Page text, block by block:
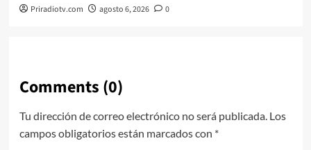
Priradiotv.com agosto 6, 2026 0
Comments (0)
Tu dirección de correo electrónico no será publicada. Los
campos obligatorios están marcados con *